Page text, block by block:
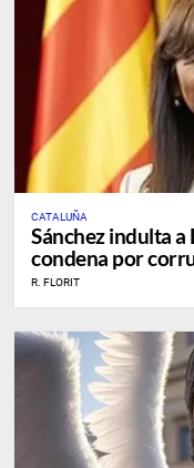
CATALUÑA
Sánchez indulta a
condena por
R. FLORIT